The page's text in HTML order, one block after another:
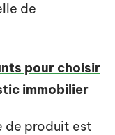
de
pour choisir
immobilier
de produit est